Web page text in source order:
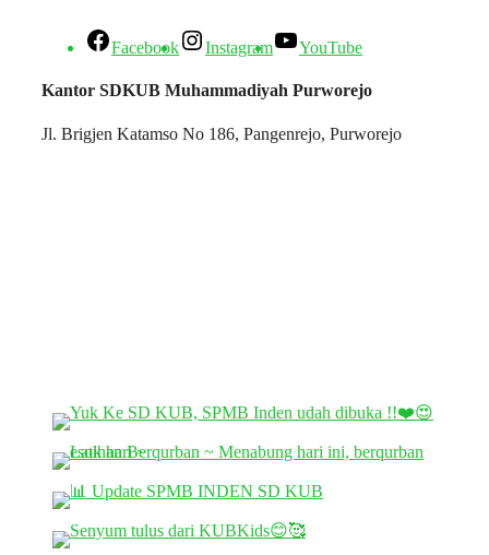
Facebook Instagram YouTube
Kantor SDKUB Muhammadiyah Purworejo
Jl. Brigjen Katamso No 186, Pangenrejo, Purworejo